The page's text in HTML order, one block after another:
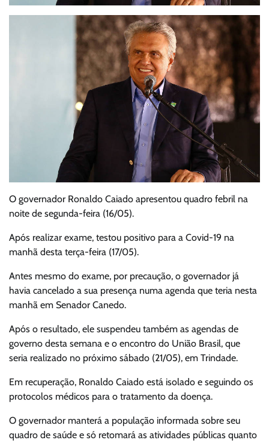
O governador Ronaldo Caiado apresentou quadro febril na
noite de segunda-feira (16/05).
Após realizar exame, testou positivo para a Covid-19 na
manhã desta terça-feira (17/05).
Antes mesmo do exame, por precaução, o governador já
havia cancelado a sua presença numa agenda que teria nesta
manhã em Senador Canedo.
Após o resultado, ele suspendeu também as agendas de
governo desta semana e o encontro do União Brasil, que
seria realizado no próximo sábado (21/05), em Trindade.
Em recuperação, Ronaldo Caiado está isolado e seguindo os
protocolos médicos para o tratamento da doença.
O governador manterá a população informada sobre seu
quadro de saúde e só retomará as atividades públicas quanto